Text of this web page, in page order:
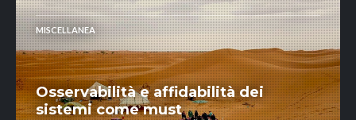
MISCELLANEA
Osservabilità e affidabilità dei
sistemi come must